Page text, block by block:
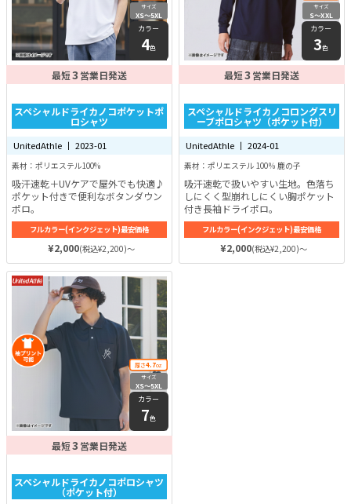
サイズ
XS〜5XL
カラー
4色
最短3 営業日発送
スペシャルドライカノコポケットポ
ロシャツ
UnitedAthle 丨 2023-01
素材：ポリエステル100%
吸汗速乾＋UVケアで屋外でも快適♪
ポケット付きで便利なボタンダウン
ポロ。
フルカラー(インクジェット)最安価格
¥2,000(税込¥2,200)～
サイズ
S〜XXL
カラー
3色
最短3 営業日発送
スペシャルドライカノコロングスリ
ーブポロシャツ（ポケット付）
UnitedAthle 丨 2024-01
素材：ポリエステル 100％ 鹿の子
吸汗速乾で扱いやすい生地。色落ち
しにくく型崩れしにくい胸ポケット
付き長袖ドライポロ。
フルカラー(インクジェット)最安価格
¥2,000(税込¥2,200)～
厚さ4.7oz
サイズ
XS〜5XL
カラー
7色
最短3 営業日発送
スペシャルドライカノコポロシャツ
（ポケット付）